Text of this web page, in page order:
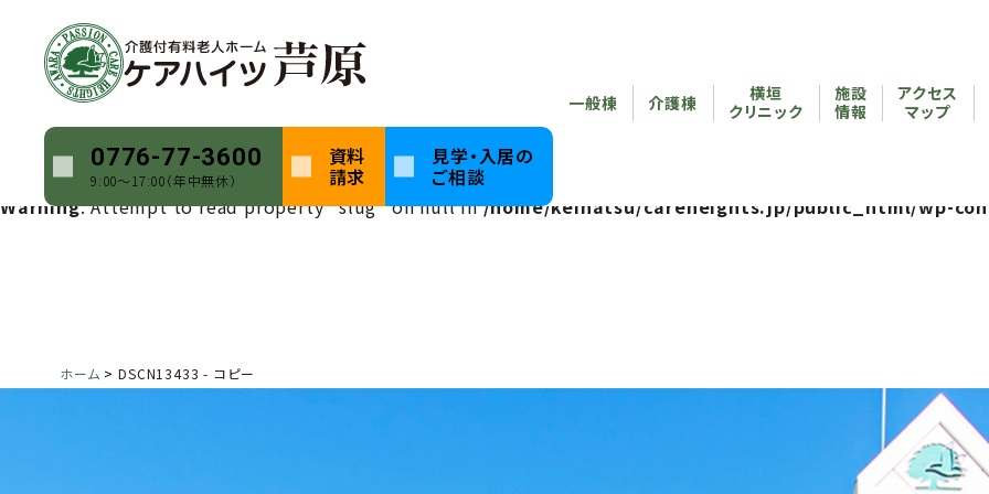
0776-77-3600
9:00〜17:00（年中無休）
資料
請求
見学・入居の
ご相談
一般棟 介護棟
横垣
クリニック
施設
情報
アクセス
マップ
Warning: Undefined array key 0 in/home/keihatsu/careheights.jp/public_html/wp-content/themes/
Warning: Attempt to read property "name" on null in /home/keihatsu/careheights.jp/public_html/wp-
Warning : Undefined array key 0 in /home/keihatsu/careheights.jp/public_html/wp-content/themes/
Warning: Attempt to read property "slug" on null in/home/keihatsu/careheights.jp/public_html/wp-
ホーム DSCN13433 - コピー